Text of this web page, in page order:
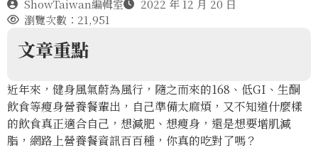
ShowTaiwan編輯室
2022 年 12 月 20 日
瀏覽次數：21,951
文章重點
近年來，健身風氣蔚為風行，隨之而來的168、低GI、生酮
飲食等瘦身營養餐輩出，自己準備太麻煩，又不知道什麼樣
的飲食真正適合自己，想減肥、想瘦身，還是想要增肌減
脂，網路上營養餐資訊百百種，你真的吃對了嗎？